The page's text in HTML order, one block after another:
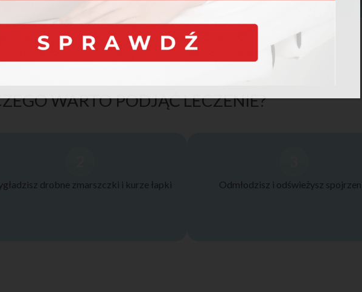
WARTO PODJĄĆ LECZENIE?
drobne zmarszczki i kurze łapki Odmłodzisz i odświeżysz